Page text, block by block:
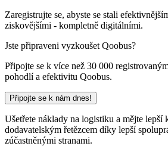
Zaregistrujte se, abyste se stali
ziskovějšími - kompletně digitálními.
Jste připraveni vyzkoušet Qoobus?
Připojte se k více než 30 000
pohodlí a efektivitu Qoobus.
Připojte se k nám dnes!
Ušetřete náklady na logistiku a mějte lepší
dodavatelským řetězcem díky lepší
zúčastněnými stranami.